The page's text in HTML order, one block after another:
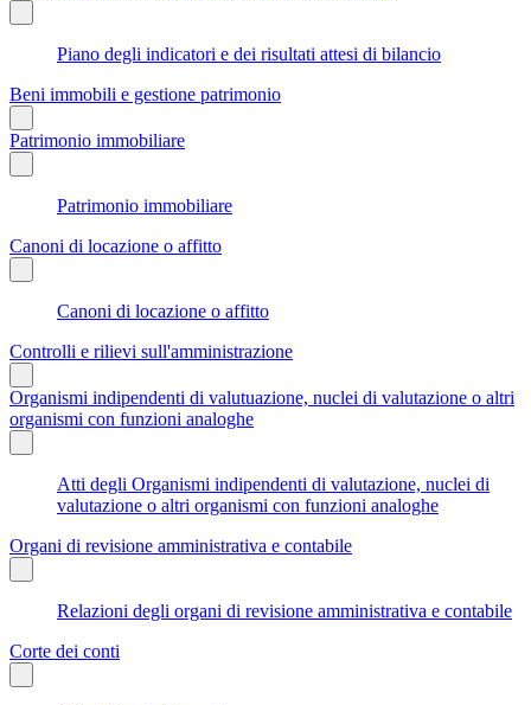
Piano degli indicatori e dei risultati attesi di bilancio
Beni immobili e gestione patrimonio
Patrimonio immobiliare
Patrimonio immobiliare
Canoni di locazione o affitto
Canoni di locazione o affitto
Controlli e rilievi sull'amministrazione
Organismi indipendenti di valutuazione, nuclei di valutazione o altri
organismi con funzioni analoghe
Atti degli Organismi indipendenti di valutazione, nuclei di
valutazione o altri organismi con funzioni analoghe
Organi di revisione amministrativa e contabile
Relazioni degli organi di revisione amministrativa e contabile
Corte dei conti